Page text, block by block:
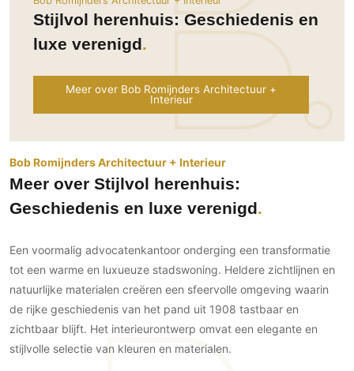
Woondecoratie
Inrichting
Roomdividers
Verlichting
Haarden
Glas
Interieurbouw
Keuken
Keukens
Keukenapparatuur
Keukenbladen
Ramen
Buitendeuren
Deursystemen
Glazen wandsystemen
Zonwering
Zonwering
Buitenshutters
Overig
Autolift
3D visualisaties
Gevel
Gevelbekleding
Tuinmeubelen
Tuinverlichting
Omheining
Zwembad en zwemvijver
Tuin wellness
Buitenvloeren
Houten buitenvloeren
Natuursteen en keramiek
buitenvloeren
Vlonders
Kinderkamer
Serre/Veranda
Wijnkelder
Bijgebouw / Poolhouse
Terrasoverkapping
Tuin
Villa
Zwembad
Stijlvol herenhuis: Geschiedenis en
luxe verenigd
Meer over Bob Romijnders Architectuur +
Interieur
Bob Romijnders Architectuur + Interieur
Meer over Stijlvol herenhuis:
Geschiedenis en luxe verenigd
Een voormalig advocatenkantoor onderging een transformatie
tot een warme en luxueuze stadswoning. Heldere zichtlijnen en
natuurlijke materialen creëren een sfeervolle omgeving waarin
de rijke geschiedenis van het pand uit 1908 tastbaar en
zichtbaar blijft. Het interieurontwerp omvat een elegante en
stijlvolle selectie van kleuren en materialen.